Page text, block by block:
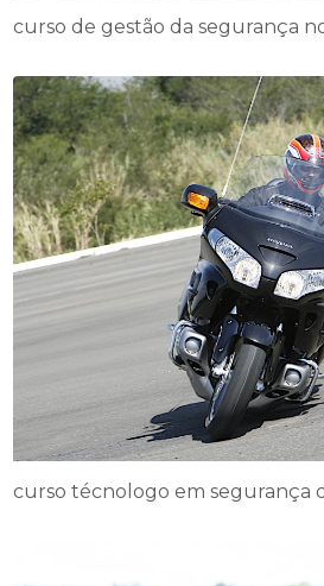
curso de gestão da segurança
curso técnologo em segurança